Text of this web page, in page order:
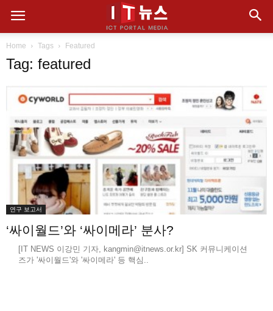
Home Tags Featured
Tag: featured
연구 보고서
‘싸이월드’와 ‘싸이메라’ 분사?
[IT NEWS 이강민 기자, kangmin@itnews.or.kr] SK 커뮤니케이션
즈가 '싸이월드'와 '싸이메라' 등 핵심..